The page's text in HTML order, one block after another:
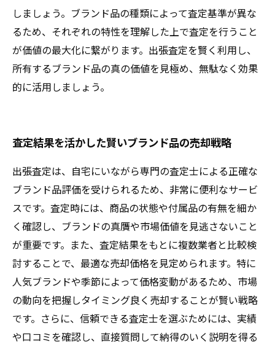
しましょう。ブランド品の種類によって査定基準が異な
るため、それぞれの特性を理解した上で査定を行うこと
が価値の最大化に繋がります。出張査定を賢く利用し、
所有するブランド品の真の価値を見極め、無駄なく効果
的に活用しましょう。
査定結果を活かした賢いブランド品の売却戦略
出張査定は、自宅にいながら専門の査定士による正確な
ブランド品評価を受けられるため、非常に便利なサービ
スです。査定時には、商品の状態や付属品の有無を細か
く確認し、ブランドの真贋や市場価値を見逃さないこと
が重要です。また、査定結果をもとに複数業者と比較検
討することで、最適な売却価格を見定められます。特に
人気ブランドや季節によって価格変動があるため、市場
の動向を把握しタイミング良く売却することが賢い戦略
です。さらに、信頼できる査定士を選ぶためには、実績
や口コミを確認し、直接質問して納得のいく説明を得る